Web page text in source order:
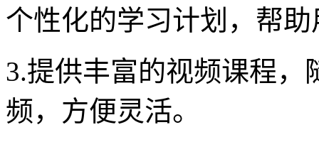
个性化的学习计划，帮
3.提供丰富的视频课程
频，方便灵活。